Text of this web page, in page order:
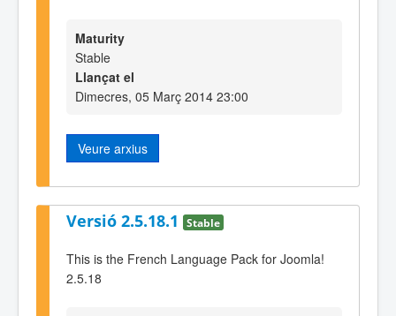
Maturity
Stable
Llançat el
Dimecres, 05 Març 2014 23:00
Veure arxius
Versió 2.5.18.1 Stable
This is the French Language Pack for Joomla!
2.5.18